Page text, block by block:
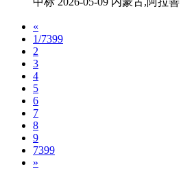
«
1/7399
2
3
4
5
6
7
8
9
7399
»